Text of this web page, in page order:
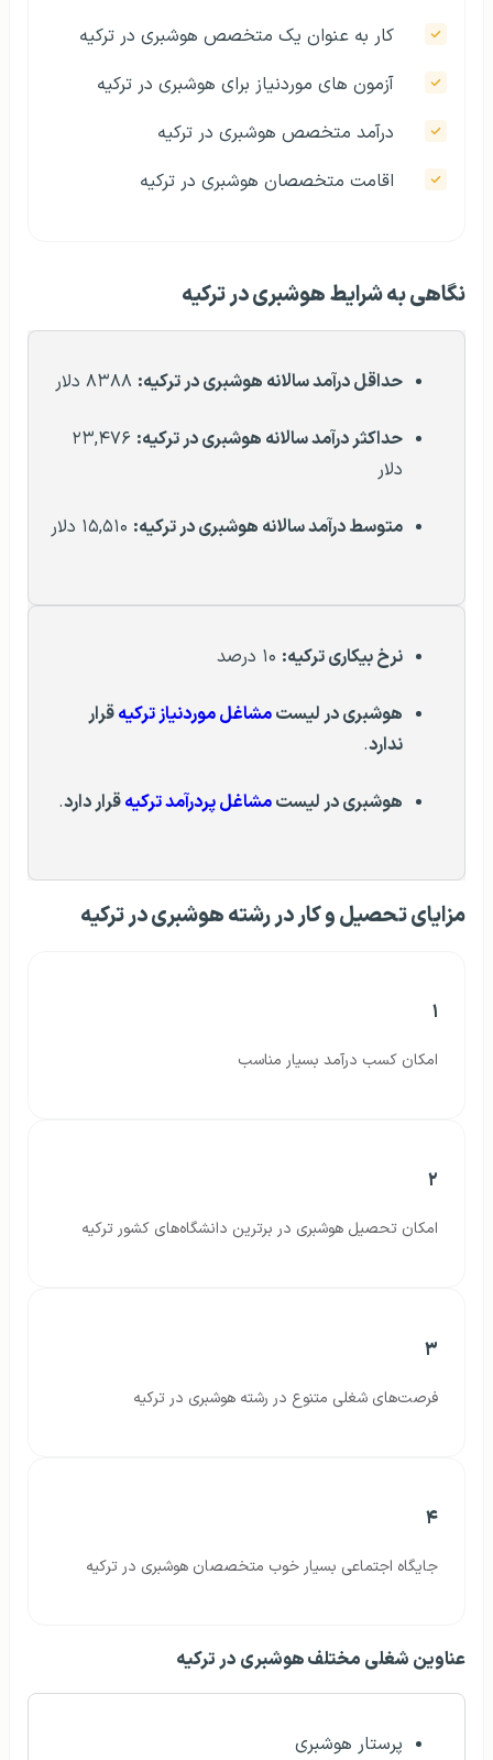
کار به عنوان یک متخصص هوشبری در ترکیه
آزمون های موردنیاز برای هوشبری در ترکیه
درآمد متخصص هوشبری در ترکیه
اقامت متخصصان هوشبری در ترکیه
نگاهی به شرایط هوشبری در ترکیه
حداقل درآمد سالانه هوشبری در ترکیه:
حداکثر درآمد سالانه هوشبری در ترکیه: ۲۳,۴۷۶
دلار
متوسط درآمد سالانه هوشبری در ترکیه:
نرخ بیکاری ترکیه:
هوشبری در لیستمشاغل موردنیاز ترکیهقرار
ندارد.
هوشبری در لیستمشاغل پردرآمد ترکیهقرار دارد.
مزایای تحصیل و کار در رشته هوشبری در ترکیه
۱
امکان کسب درآمد بسیار مناسب
۲
امکان تحصیل هوشبری در برترین دانشگاه‌های کشور ترکیه
۳
فرصت‌های شغلی متنوع در رشته هوشبری در ترکیه
۴
جایگاه اجتماعی بسیار خوب متخصصان هوشبری در ترکیه
عناوین شغلی مختلف هوشبری در ترکیه
پرستار هوشبری